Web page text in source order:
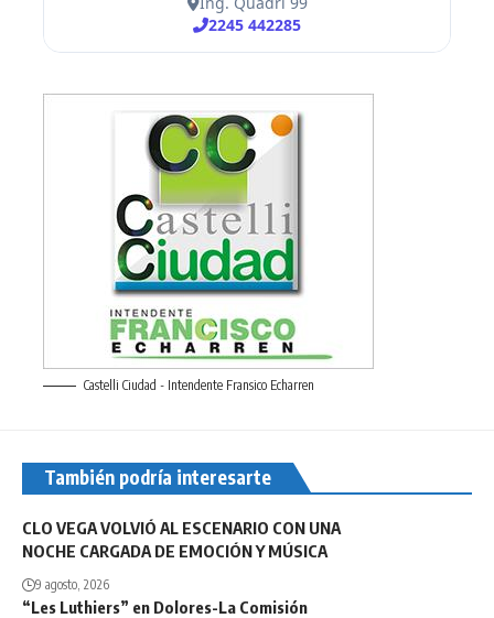
Castelli Ciudad - Intendente Fransico Echarren
También podría interesarte
CLO VEGA VOLVIÓ AL ESCENARIO CON UNA
NOCHE CARGADA DE EMOCIÓN Y MÚSICA
9 agosto, 2026
“Les Luthiers” en Dolores-La Comisión